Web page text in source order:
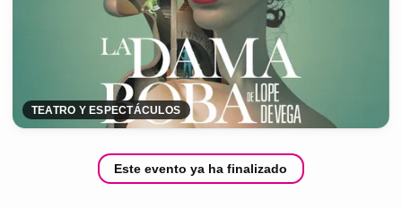
TEATRO Y ESPECTÁCULOS
Este evento ya ha finalizado